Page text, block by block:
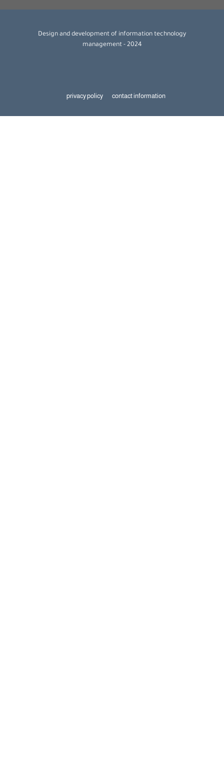
Design and development of information technology
management - 2024
privacy policy contact information